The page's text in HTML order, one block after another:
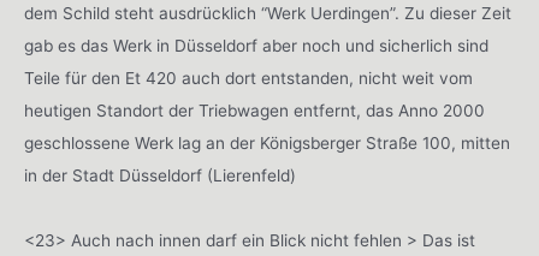
dem Schild steht ausdrücklich “Werk Uerdingen”. Zu dieser Zeit
gab es das Werk in Düsseldorf aber noch und sicherlich sind
Teile für den Et 420 auch dort entstanden, nicht weit vom
heutigen Standort der Triebwagen entfernt, das Anno 2000
geschlossene Werk lag an der Königsberger Straße 100, mitten
in der Stadt Düsseldorf (Lierenfeld)
<23> Auch nach innen darf ein Blick nicht fehlen > Das ist